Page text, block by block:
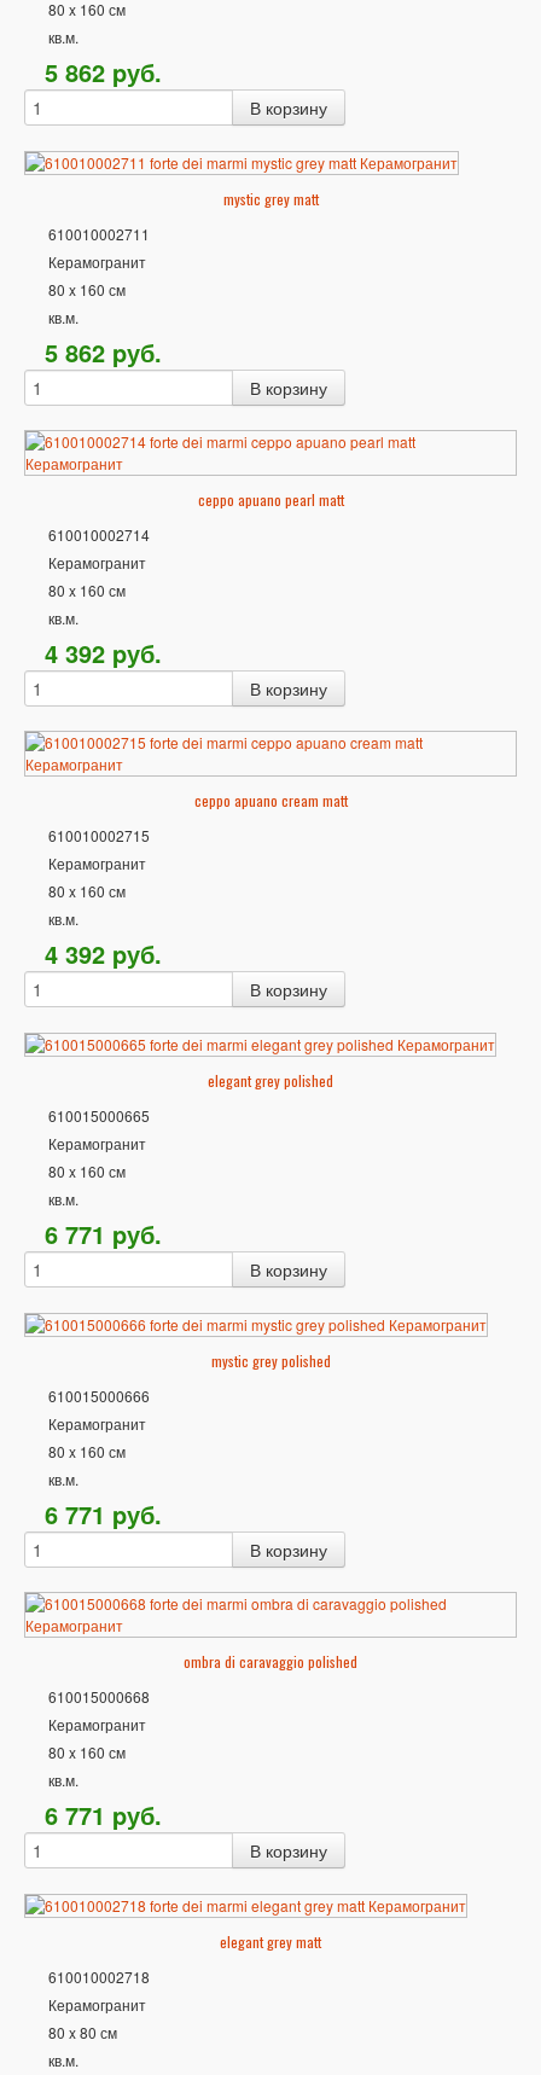
80 x 160 см
кв.м.
5 862 pуб.
mystic grey matt
610010002711
Керамогранит
80 x 160 см
кв.м.
5 862 pуб.
ceppo apuano pearl matt
610010002714
Керамогранит
80 x 160 см
кв.м.
4 392 pуб.
ceppo apuano cream matt
610010002715
Керамогранит
80 x 160 см
кв.м.
4 392 pуб.
elegant grey polished
610015000665
Керамогранит
80 x 160 см
кв.м.
6 771 pуб.
mystic grey polished
610015000666
Керамогранит
80 x 160 см
кв.м.
6 771 pуб.
ombra di caravaggio polished
610015000668
Керамогранит
80 x 160 см
кв.м.
6 771 pуб.
elegant grey matt
610010002718
Керамогранит
80 x 80 см
кв.м.